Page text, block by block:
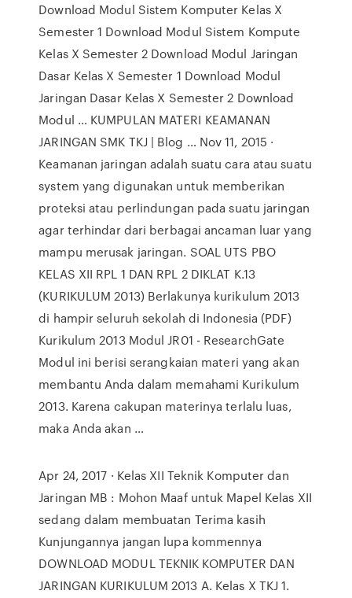
Download Modul Sistem Komputer Kelas X
Semester 1 Download Modul Sistem Kompute
Kelas X Semester 2 Download Modul Jaringan
Dasar Kelas X Semester 1 Download Modul
Jaringan Dasar Kelas X Semester 2 Download
Modul … KUMPULAN MATERI KEAMANAN
JARINGAN SMK TKJ | Blog … Nov 11, 2015 ·
Keamanan jaringan adalah suatu cara atau suatu
system yang digunakan untuk memberikan
proteksi atau perlindungan pada suatu jaringan
agar terhindar dari berbagai ancaman luar yang
mampu merusak jaringan. SOAL UTS PBO
KELAS XII RPL 1 DAN RPL 2 DIKLAT K.13
(KURIKULUM 2013) Berlakunya kurikulum 2013
di hampir seluruh sekolah di Indonesia (PDF)
Kurikulum 2013 Modul JR01 - ResearchGate
Modul ini berisi serangkaian materi yang akan
membantu Anda dalam memahami Kurikulum
2013. Karena cakupan materinya terlalu luas,
maka Anda akan …
Apr 24, 2017 · Kelas XII Teknik Komputer dan
Jaringan MB : Mohon Maaf untuk Mapel Kelas XII
sedang dalam membuatan Terima kasih
Kunjungannya jangan lupa kommennya
DOWNLOAD MODUL TEKNIK KOMPUTER DAN
JARINGAN KURIKULUM 2013 A. Kelas X TKJ 1.